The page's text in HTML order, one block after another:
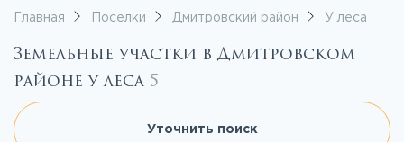
Главная Поселки Дмитровский район У леса
Земельные участки в Дмитровском
районе у леса 5
Уточнить поиск